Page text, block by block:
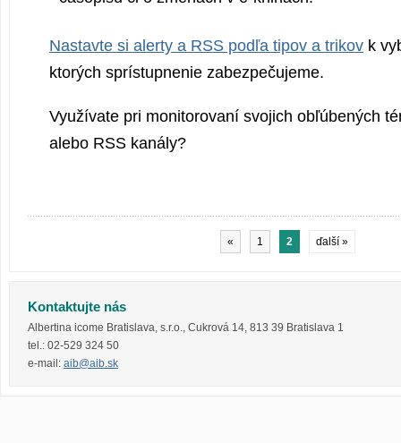
Nastavte si alerty a RSS podľa tipov a trikov k
ktorých sprístupnenie zabezpečujeme.
Využívate pri monitorovaní svojich obľúbených
alebo RSS kanály?
« 1 2 ďalší »
Kontaktujte nás
Albertina icome Bratislava, s.r.o., Cukrová 14, 813 39 Bratislava 1
tel.: 02-529 324 50
e-mail: aib@aib.sk